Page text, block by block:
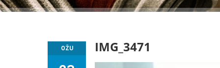
OŽU IMG_3471